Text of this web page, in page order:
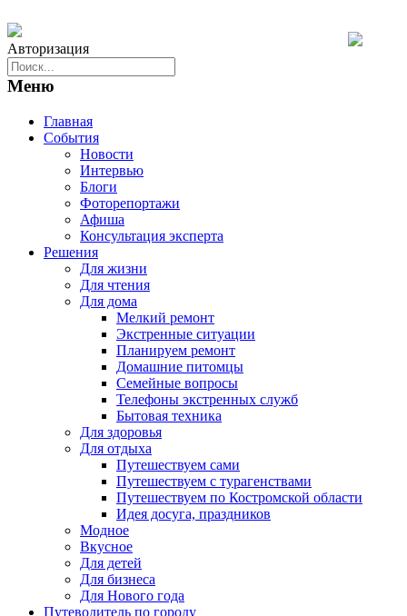
Авторизация
Меню
Главная
События
Новости
Интервью
Блоги
Фоторепортажи
Афиша
Консультация эксперта
Решения
Для жизни
Для чтения
Для дома
Мелкий ремонт
Экстренные ситуации
Планируем ремонт
Домашние питомцы
Семейные вопросы
Телефоны экстренных служб
Бытовая техника
Для здоровья
Для отдыха
Путешествуем сами
Путешествуем с турагенствами
Путешествуем по Костромской области
Идея досуга, праздников
Модное
Вкусное
Для детей
Для бизнеса
Для Нового года
Путеводитель по городу